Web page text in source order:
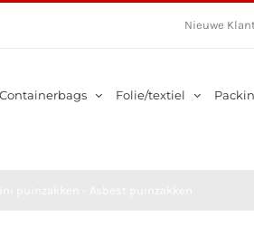
Nieuwe
Containerbags Folie/textiel